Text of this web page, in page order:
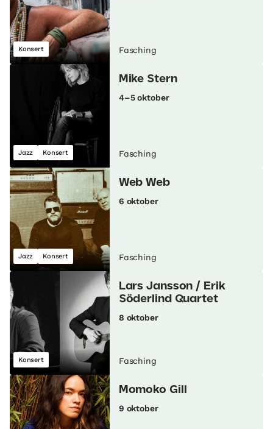
Konsert Fasching
Jazz Konsert
Mike Stern
4–5 oktober
Fasching
Jazz Konsert
Web Web
6 oktober
Fasching
Konsert
Lars Jansson / Erik
Söderlind Quartet
8 oktober
Fasching
Momoko Gill
9 oktober